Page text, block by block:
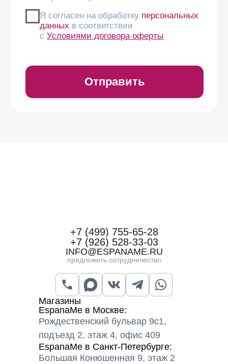
Магазины
EspanaMe в Москве:
Рождественский бульвар 9с1,
подъезд 2, этаж 4, офис 409
EspanaMe в Санкт-Петербурге:
Большая Конюшенная 9, этаж 2
+7 (499) 755-65-28
+7 (926) 528-33-03
INFO@ESPANAME.RU
предложить сотрудничество